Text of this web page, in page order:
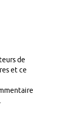
de
et ce